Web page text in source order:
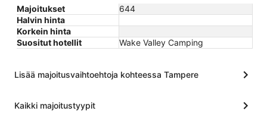
Majoitukset
644
Halvin hinta
Korkein hinta
Suositut hotellit
Wake Valley Camping
Lisää majoitusvaihtoehtoja kohteessa Tampere
Kaikki majoitustyypit